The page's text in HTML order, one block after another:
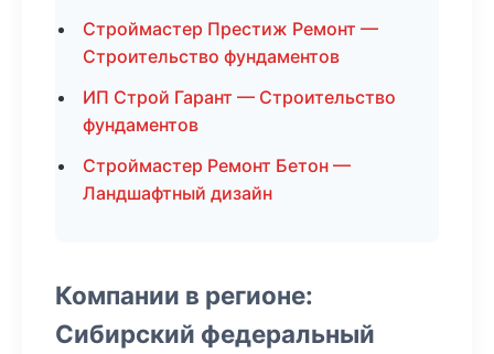
Строймастер Престиж Ремонт —
Строительство фундаментов
ИП Строй Гарант — Строительство
фундаментов
Строймастер Ремонт Бетон —
Ландшафтный дизайн
Компании в регионе:
Сибирский федеральный